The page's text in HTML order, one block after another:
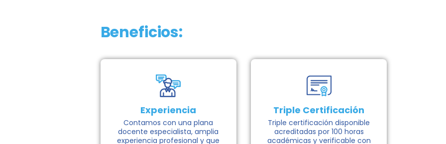
Beneficios:
Experiencia
Contamos con una plana
docente especialista, amplia
experiencia profesional y que
Triple Certificación
Triple certificación disponible
acreditadas por 100 horas
académicas y verificable con